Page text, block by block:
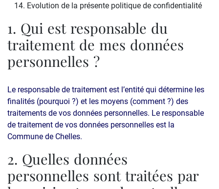
Evolution de la présente politique de confidentialité
1. Qui est responsable du
traitement de mes données
personnelles ?
Le responsable de traitement est l’entité qui détermine les
finalités (pourquoi ?) et les moyens (comment ?) des
traitements de vos données personnelles. Le responsable
de traitement de vos données personnelles est la
Commune de Chelles.
2. Quelles données
personnelles sont traitées par